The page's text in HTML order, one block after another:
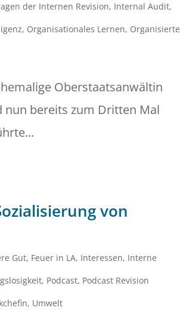
der Internen Revision, Internal Audit,
, Organisationales Lernen, Organisierte
Oberstaatsanwältin
bereits zum Dritten Mal
von
Gut, Feuer in LA, Interessen, Interne
, Podcast, Podcast Revision
, Umwelt